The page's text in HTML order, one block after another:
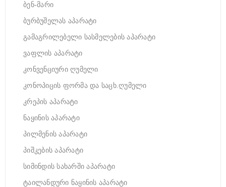
ბენ-მარი
ბურბუშელას აპარატი
გამაგრილებელი სასმელების აპარატი
ვაფლის აპარატი
კონვენციური ღუმელი
კონოპიცის ფორმა და საცხ.ღუმელი
კრეპის აპარატი
ნაყინის აპარატი
პილმენის აპარატი
პიშკების აპარატი
სიმინდის სახარში აპარატი
ტაილანდური ნაყინის აპარატი